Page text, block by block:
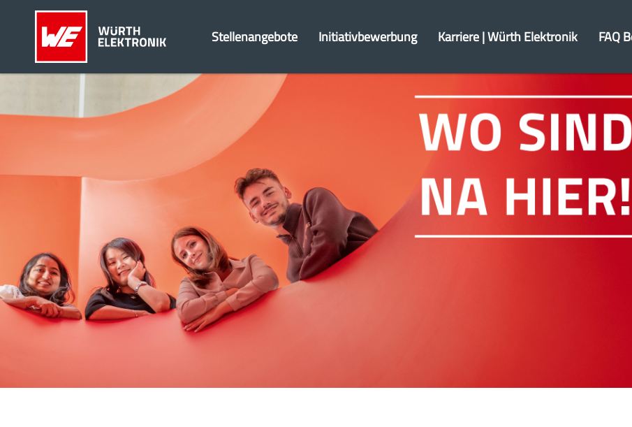
Stellenangebote Initiativbewerbung Karriere | Würth Elektronik FAQ